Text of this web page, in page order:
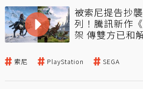
被索尼提告抄
列！騰訊新作
架 傳雙方已和
索尼 PlayStation SEGA